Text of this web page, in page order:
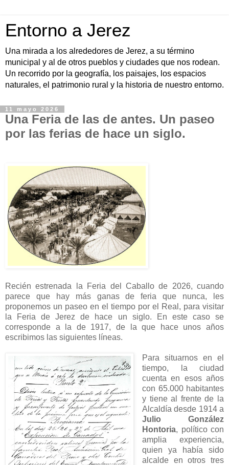
Entorno a Jerez
Una mirada a los alrededores de Jerez, a su término
municipal y al de otros pueblos y ciudades que nos rodean.
Un recorrido por la geografía, los paisajes, los espacios
naturales, el patrimonio rural y la historia de nuestro entorno.
11 mayo 2026
Una Feria de las de antes. Un paseo
por las ferias de hace un siglo.
Recién estrenada la Feria del Caballo de 2026, cuando
parece que hay más ganas de feria que nunca, les
proponemos un paseo en el tiempo por el Real, para visitar
la Feria de Jerez de hace un siglo. En este caso se
corresponde a la de 1917, de la que hace unos años
escribimos las siguientes líneas.
Para situarnos en el
tiempo, la ciudad
cuenta en esos años
con 65.000 habitantes
y tiene al frente de la
Alcaldía desde 1914 a
Julio González
Hontoria, político con
amplia experiencia,
quien ya había sido
alcalde en otros tres